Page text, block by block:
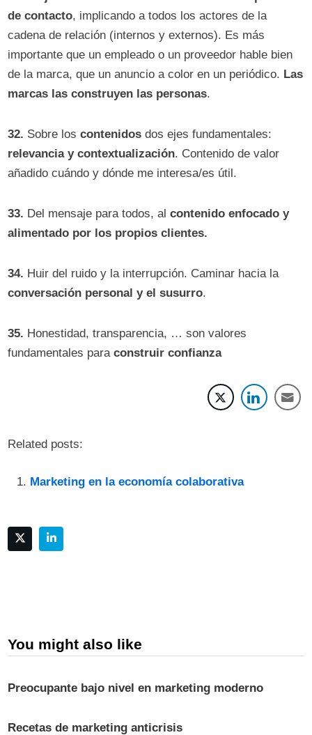
de contacto, implicando a todos los actores de la
cadena de relación (internos y externos). Es más
importante que un empleado o un proveedor hable bien
de la marca, que un anuncio a color en un periódico. Las
marcas las construyen las personas.
32. Sobre loscontenidos dos ejes fundamentales:
relevancia y contextualización. Contenido de valor
añadido cuándo y dónde me interesa/es útil.
33. Del mensaje para todos, alcontenido enfocado y
alimentado por los propios clientes.
34. Huir del ruido y la interrupción. Caminar hacia la
conversación personal y el susurro.
35. Honestidad, transparencia, … son valores
fundamentales paraconstruir confianza
Related posts:
Marketing en la economía colaborativa
You might also like
Preocupante bajo nivel en marketing moderno
Recetas de marketing anticrisis